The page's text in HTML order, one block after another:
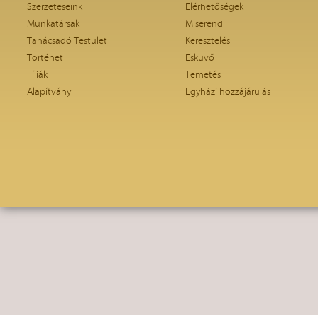
Szerzeteseink
Munkatársak
Tanácsadó Testület
Történet
Fíliák
Alapítvány
Elérhetőségek
Miserend
Keresztelés
Esküvő
Temetés
Egyházi hozzájárulás